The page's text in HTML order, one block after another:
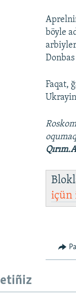
böyle
Faqat,
içün